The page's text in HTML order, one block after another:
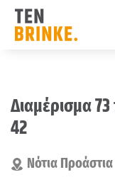
content
Διαμέρισμα
42
Νότια